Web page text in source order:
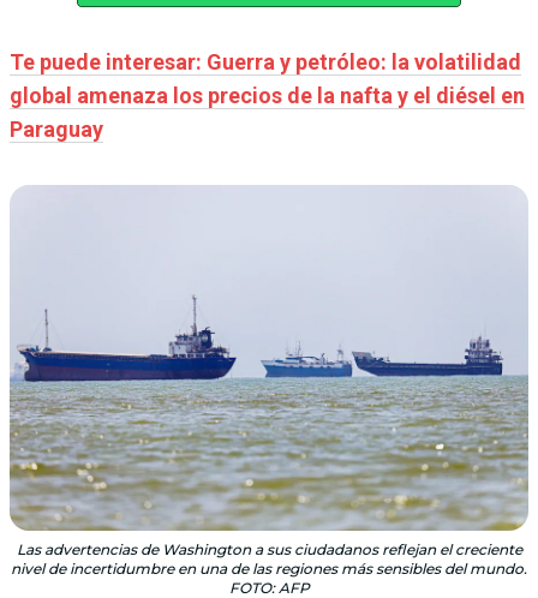
Te puede interesar: Guerra y petróleo: la volatilidad
global amenaza los precios de la nafta y el diésel en
Paraguay
Las advertencias de Washington a sus ciudadanos reflejan el creciente
nivel de incertidumbre en una de las regiones más sensibles del mundo.
FOTO: AFP